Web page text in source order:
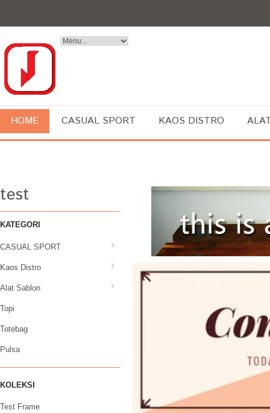
HOME CASUAL SPORT KAOS DISTRO
test
KATEGORI
CASUAL SPORT
Kaos Distro
Alat Sablon
Topi
Totebag
Pulsa
KOLEKSI
Test Frame